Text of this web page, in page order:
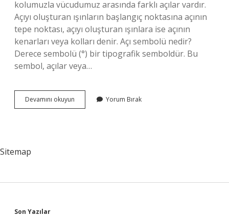
kolumuzla vücudumuz arasında farklı açılar vardır.
Açıyı oluşturan ışınların başlangıç ​​noktasına açının
tepe noktası, açıyı oluşturan ışınlara ise açının
kenarları veya kolları denir. Açı sembolü nedir?
Derece sembolü (°) bir tipografik semboldür. Bu
sembol, açılar veya…
Devamını okuyun
Terim
Yorum Bırak
Sitemap
Son Yazılar